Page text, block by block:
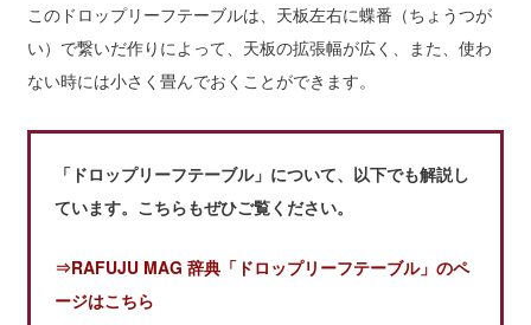
このドロップリーフテーブルは、天板左右に蝶番（ちょうつが
い）で繋いだ作りによって、天板の拡張幅が広く、また、使わ
ない時には小さく畳んでおくことができます。
「ドロップリーフテーブル」について、以下でも解説し
ています。こちらもぜひご覧ください。
⇒RAFUJU MAG 辞典「ドロップリーフテーブル」のペ
ージはこちら